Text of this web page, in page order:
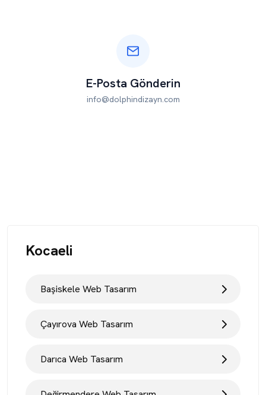
E-Posta Gönderin
info@dolphindizayn.com
Kocaeli
Başiskele Web Tasarım
Çayırova Web Tasarım
Darıca Web Tasarım